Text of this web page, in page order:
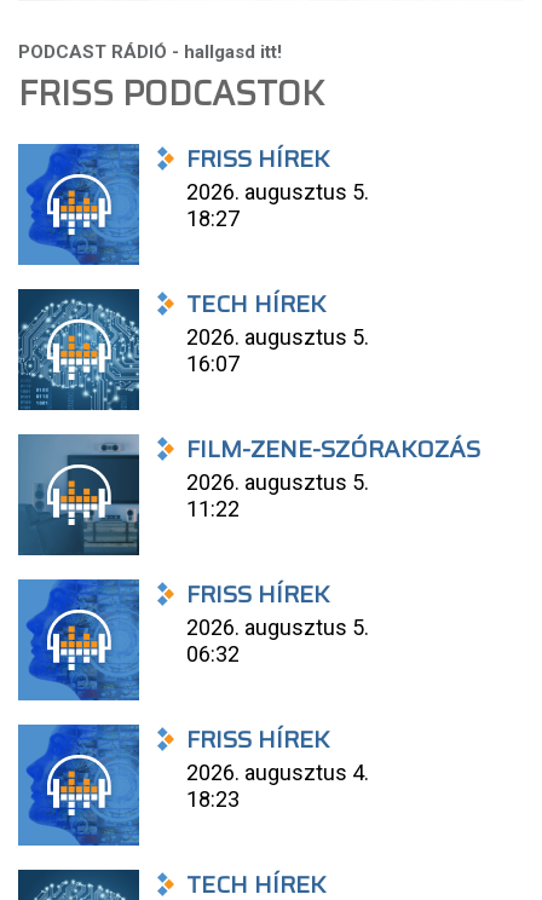
FRISS PODCASTOK
FRISS HÍREK
2026. augusztus 5.
18:27
TECH HÍREK
2026. augusztus 5.
16:07
FILM-ZENE-SZÓRAKOZÁS
2026. augusztus 5.
11:22
FRISS HÍREK
2026. augusztus 5.
06:32
FRISS HÍREK
2026. augusztus 4.
18:23
TECH HÍREK